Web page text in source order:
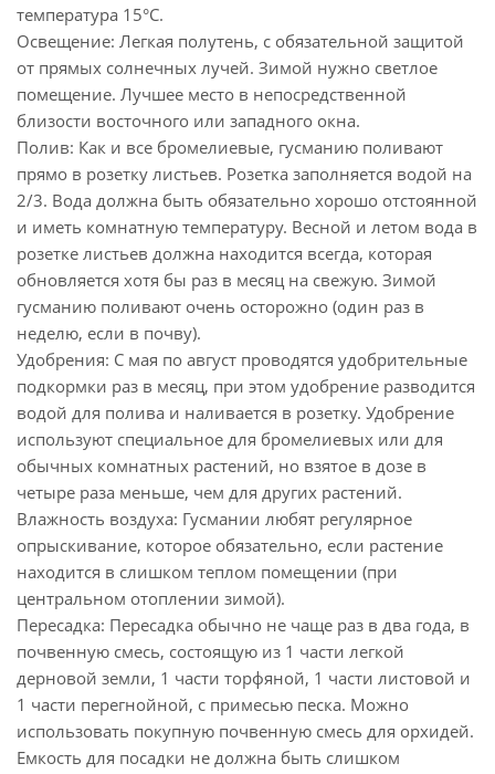
температура 15°С.
Освещение: Легкая полутень, с обязательной защитой
от прямых солнечных лучей. Зимой нужно светлое
помещение. Лучшее место в непосредственной
близости восточного или западного окна.
Полив: Как и все бромелиевые, гусманию поливают
прямо в розетку листьев. Розетка заполняется водой на
2/3. Вода должна быть обязательно хорошо отстоянной
и иметь комнатную температуру. Весной и летом вода в
розетке листьев должна находится всегда, которая
обновляется хотя бы раз в месяц на свежую. Зимой
гусманию поливают очень осторожно (один раз в
неделю, если в почву).
Удобрения: С мая по август проводятся удобрительные
подкормки раз в месяц, при этом удобрение разводится
водой для полива и наливается в розетку. Удобрение
используют специальное для бромелиевых или для
обычных комнатных растений, но взятое в дозе в
четыре раза меньше, чем для других растений.
Влажность воздуха: Гусмании любят регулярное
опрыскивание, которое обязательно, если растение
находится в слишком теплом помещении (при
центральном отоплении зимой).
Пересадка: Пересадка обычно не чаще раз в два года, в
почвенную смесь, состоящую из 1 части легкой
дерновой земли, 1 части торфяной, 1 части листовой и
1 части перегнойной, с примесью песка. Можно
использовать покупную почвенную смесь для орхидей.
Емкость для посадки не должна быть слишком